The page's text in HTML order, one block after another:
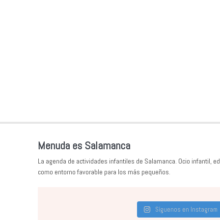
Menuda es Salamanca
La agenda de actividades infantiles de Salamanca. Ocio infantil,
como entorno favorable para los más pequeños.
Síguenos en Instagram